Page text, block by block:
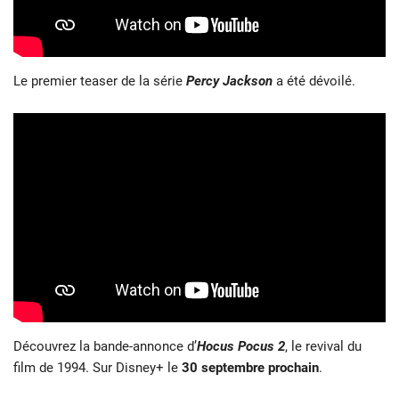
Le premier teaser de la série Percy Jackson a été dévoilé.
Découvrez la bande-annonce d’Hocus Pocus 2, le revival du
film de 1994. Sur Disney+ le 30 septembre prochain.